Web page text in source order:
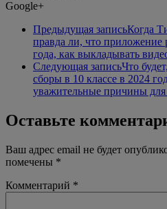
Google+
Предыдущая записьКогда
правда ли, что приложение
года, как выкладывать
Следующая записьЧто
сборы в 10 классе в 2024
уважительные причины для
Оставьте
Ваш адрес email не будет
помечены *
Комментарий *